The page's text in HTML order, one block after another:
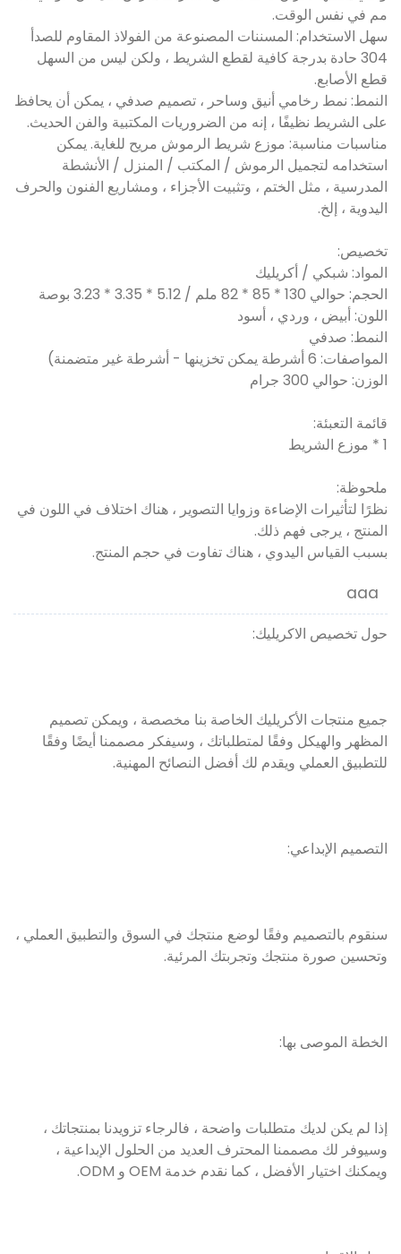
مم في نفس الوقت.
سهل الاستخدام: المسننات المصنوعة من الفولاذ المقاوم للصدأ
304 حادة بدرجة كافية لقطع الشريط ، ولكن ليس من السهل
قطع الأصابع.
النمط: نمط رخامي أنيق وساحر ، تصميم صدفي ، يمكن أن يحافظ
على الشريط نظيفًا ، إنه من الضروريات المكتبية والفن الحديث.
مناسبات مناسبة: موزع شريط الرموش مريح للغاية. يمكن
استخدامه لتجميل الرموش / المكتب / المنزل / الأنشطة
المدرسية ، مثل الختم ، وتثبيت الأجزاء ، ومشاريع الفنون والحرف
اليدوية ، إلخ.
تخصيص:
المواد: شبكي / أكريليك
الحجم: حوالي 130 * 85 * 82 ملم / 5.12 * 3.35 * 3.23 بوصة
اللون: أبيض ، وردي ، أسود
النمط: صدفي
المواصفات: 6 أشرطة يمكن تخزينها - أشرطة غير متضمنة)
الوزن: حوالي 300 جرام
قائمة التعبئة:
1 * موزع الشريط
ملحوظة:
نظرًا لتأثيرات الإضاءة وزوايا التصوير ، هناك اختلاف في اللون في
المنتج ، يرجى فهم ذلك.
بسبب القياس اليدوي ، هناك تفاوت في حجم المنتج.
aaa
حول تخصيص الاكريليك:
جميع منتجات الأكريليك الخاصة بنا مخصصة ، ويمكن تصميم
المظهر والهيكل وفقًا لمتطلباتك ، وسيفكر مصممنا أيضًا وفقًا
للتطبيق العملي ويقدم لك أفضل النصائح المهنية.
التصميم الإبداعي:
سنقوم بالتصميم وفقًا لوضع منتجك في السوق والتطبيق العملي ،
وتحسين صورة منتجك وتجربتك المرئية.
الخطة الموصى بها:
إذا لم يكن لديك متطلبات واضحة ، فالرجاء تزويدنا بمنتجاتك ،
وسيوفر لك مصممنا المحترف العديد من الحلول الإبداعية ،
ويمكنك اختيار الأفضل ، كما نقدم خدمة OEM و ODM.